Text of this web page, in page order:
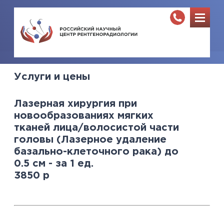
Услуги и цены
Лазерная хирургия при
новообразованиях мягких
тканей лица/волосистой части
головы (Лазерное удаление
базально-клеточного рака) до
0.5 см - за 1 ед.
3850 р